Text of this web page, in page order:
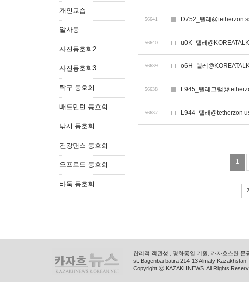
개인교습
알사동
사진동호회2
사진동호회3
탁구 동호회
배드민턴 동호회
낚시 동호회
건강댄스 동호회
오프로드 동호회
바둑 동호회
56641 D752_텔레@tetherzon
56640 u0K_텔레
56639 o6H_텔레
56638 L945_텔레그램
56637 L944_텔래@tetherzon
1
합리적 객관성 , 평화통일 기원, 카자흐스탄
st. Bagenbai batira 214-13 Almaty
Copyright ⓒ KAZAKHNEWS. All Rights